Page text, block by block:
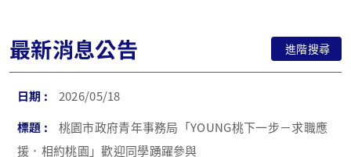
最新消息公告 進階搜尋
2026/05/18
桃園市政府青年事務局「YOUNG桃下一步－求職應
援．相約桃園」歡迎同學踴躍參與